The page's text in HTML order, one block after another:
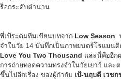
ร็อกระดับตำนาน
พี่เป้ระดมทีมเขียนบทจาก Low Season
จำในวัย 14 บันทึกเป็นภาพยนตร์โรแมนติ
Love You Two Thousand และนี่คืออีก
การถ่ายทอดความทรงจำในวัยเยาว์ และ
ขึ้นไปอีกเรื่อง ของผู้กำกับ เป้-นฤบดี เวชก